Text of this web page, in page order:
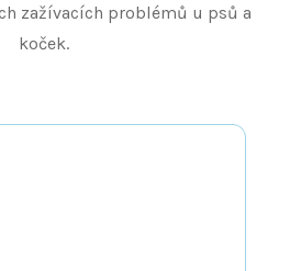
zažívacích problémů u psů a
koček.